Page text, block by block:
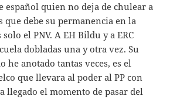
español quien no deja de chulear a
que debe su permanencia en la
el PNV. A EH Bildu y a ERC
dobladas una y otra vez. Su
he anotado tantas veces, es el
que llevara al poder al PP con
llegado el momento de pasar del